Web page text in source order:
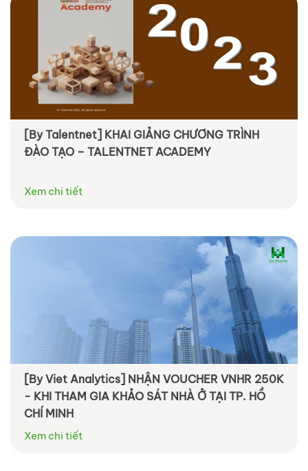
[By Talentnet] KHAI GIẢNG CHƯƠNG TRÌNH
ĐÀO TẠO – TALENTNET ACADEMY
Xem chi tiết
[By Viet Analytics] NHẬN VOUCHER VNHR 250K
- KHI THAM GIA KHẢO SÁT NHÀ Ở TẠI TP. HỒ
CHÍ MINH
Xem chi tiết